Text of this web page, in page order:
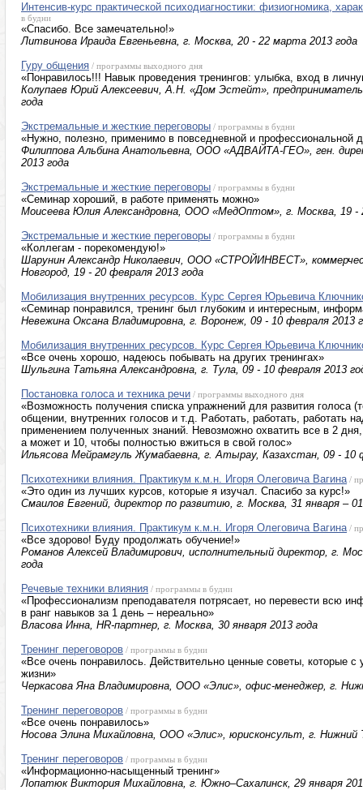
Интенсив-курс практической психодиагностики: физиогномика,
в будни
«Спасибо. Все замечательно!»
Литвинова Ираида Евгеньевна, г. Москва, 20 - 22 марта 2013 года
Гуру общения / программы выходного дня
«Понравилось!!! Навык проведения тренингов: улыбка, вход в
Колупаев Юрий Алексеевич, А.Н. «Дом Эстейт»,
года
Экстремальные и жесткие переговоры / программы в будни
«Нужно, полезно, применимо в повседневной и профессиональной
Филиппова Альбина Анатольевна, ООО «АДВАЙТА-ГЕО», ген.
2013 года
Экстремальные и жесткие переговоры / программы в будни
«Семинар хороший, в работе применять можно»
Моисеева Юлия Александровна, ООО «МедОптом», г. Москва, 19 -
Экстремальные и жесткие переговоры / программы в будни
«Коллегам - порекомендую!»
Шарунин Александр Николаевич, ООО «СТРОЙИНВЕСТ»,
Новгород, 19 - 20 февраля 2013 года
Мобилизация внутренних ресурсов. Курс Сергея Юрьевича
«Семинар понравился, тренинг был глубоким и интересным,
Невежина Оксана Владимировна, г. Воронеж, 09 - 10 февраля 2013
Мобилизация внутренних ресурсов. Курс Сергея Юрьевича
«Все очень хорошо, надеюсь побывать на других тренингах»
Шульгина Татьяна Александровна, г. Тула, 09 - 10 февраля 2013
Постановка голоса и техника речи / программы выходного дня
«Возможность получения списка упражнений для развития голоса
общении, внутренних голосов и т.д. Работать, работать, работать
применением полученных знаний. Невозможно охватить все в 2
а может и 10, чтобы полностью вжиться в свой голос»
Ильясова Мейрамгуль Жумабаевна, г. Атырау, Казахстан, 09 - 10
Психотехники влияния. Практикум к.м.н. Игоря Олеговича Вагина /
«Это один из лучших курсов, которые я изучал. Спасибо за курс!»
Смаилов Евгений, директор по развитию, г. Москва, 31 января –
Психотехники влияния. Практикум к.м.н. Игоря Олеговича Вагина /
«Все здорово! Буду продолжать обучение!»
Романов Алексей Владимирович, исполнительный директор, г.
года
Речевые техники влияния / программы в будни
«Профессионализм преподавателя потрясает, но перевести всю
в ранг навыков за 1 день – нереально»
Власова Инна, HR-партнер, г. Москва, 30 января 2013 года
Тренинг переговоров / программы в будни
«Все очень понравилось. Действительно ценные советы, которые
жизни»
Черкасова Яна Владимировна, ООО «Элис», офис-менеджер, г.
Тренинг переговоров / программы в будни
«Все очень понравилось»
Носова Элина Михайловна, ООО «Элис», юрисконсульт, г. Нижний
Тренинг переговоров / программы в будни
«Информационно-насыщенный тренинг»
Лопатюк Виктория Михайловна, г. Южно–Сахалинск, 29 января